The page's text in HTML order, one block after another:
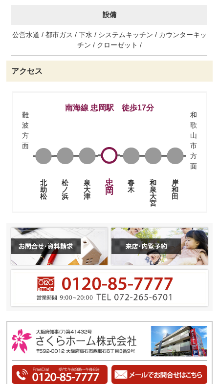
設備
公営水道 / 都市ガス / 下水 / システムキッチン / カウンターキッ
チン / クローゼット /
アクセス
南海線 忠岡駅 徒歩17分
難
波
方
面
北
助
松
松
ノ
浜
泉
大
津
忠
岡
春
木
和
泉
大
宮
岸
和
田
和
歌
山
市
方
面